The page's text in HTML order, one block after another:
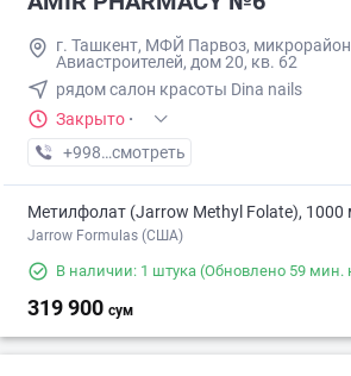
г. Ташкент, МФЙ Парвоз,
Авиастроителей, дом 20, кв. 62
рядом салон красоты Dina nails
Закрыто ·
+998 (77) XXX-XX-XX
смотреть
Метилфолат (Jarrow Methyl Folate), 1000
Jarrow Formulas (США)
В наличии: 1 штука (Обновлено 59 мин.
319 900 сум